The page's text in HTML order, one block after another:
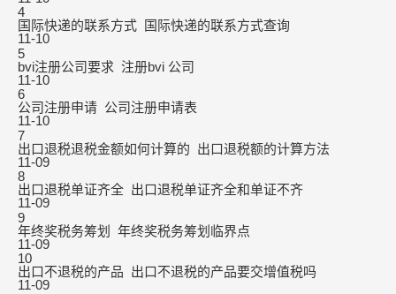
4
国际快递的联系方式_国际快递的联系方式查询
11-10
5
bvi注册公司要求_注册bvi 公司
11-10
6
公司注册申请_公司注册申请表
11-10
7
出口退税退税金额如何计算的_出口退税额的计算方法
11-09
8
出口退税单证齐全_出口退税单证齐全和单证不齐
11-09
9
年终奖税务筹划_年终奖税务筹划临界点
11-09
10
出口不退税的产品_出口不退税的产品要交增值税吗
11-09